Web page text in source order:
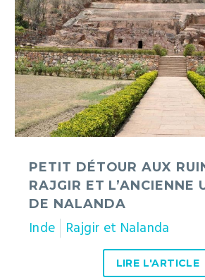
ruines
de
Rajgir
et
l’ancienne
université
de
Nalanda
PETIT DÉTOUR AUX
RAJGIR ET L’ANCIENNE
DE NALANDA
Inde Rajgir et Nalanda
LIRE L'ARTICLE